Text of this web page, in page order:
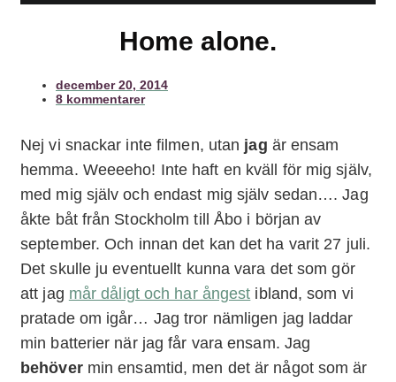
Home alone.
december 20, 2014
8 kommentarer
Nej vi snackar inte filmen, utan jag är ensam
hemma. Weeeeho! Inte haft en kväll för mig själv,
med mig själv och endast mig själv sedan…. Jag
åkte båt från Stockholm till Åbo i början av
september. Och innan det kan det ha varit 27 juli.
Det skulle ju eventuellt kunna vara det som gör
att jag mår dåligt och har ångest ibland, som vi
pratade om igår… Jag tror nämligen jag laddar
min batterier när jag får vara ensam. Jag
behövermin ensamtid, men det är något som är